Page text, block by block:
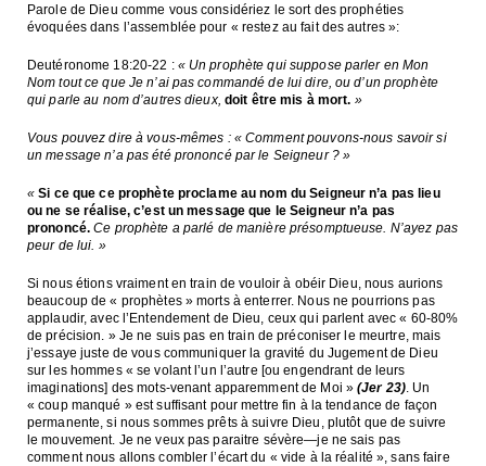
Parole de Dieu comme vous considériez le sort des prophéties
évoquées dans l’assemblée pour « restez au fait des autres »:
Deutéronome 18:20-22 : « Un prophète qui suppose parler en Mon
Nom tout ce que Je n’ai pas commandé de lui dire, ou d’un prophète
qui parle au nom d’autres dieux, doit être mis à mort. »
Vous pouvez dire à vous-mêmes : « Comment pouvons-nous savoir si
un message n’a pas été prononcé par le Seigneur ? »
« Si ce que ce prophète proclame au nom du Seigneur n’a pas lieu
ou ne se réalise, c’est un message que le Seigneur n’a pas
prononcé. Ce prophète a parlé de manière présomptueuse. N’ayez pas
peur de lui. »
Si nous étions vraiment en train de vouloir à obéir Dieu, nous aurions
beaucoup de « prophètes » morts à enterrer. Nous ne pourrions pas
applaudir, avec l’Entendement de Dieu, ceux qui parlent avec « 60-80%
de précision. » Je ne suis pas en train de préconiser le meurtre, mais
j’essaye juste de vous communiquer la gravité du Jugement de Dieu
sur les hommes « se volant l’un l’autre [ou engendrant de leurs
imaginations] des mots-venant apparemment de Moi »(Jer 23). Un
« coup manqué » est suffisant pour mettre fin à la tendance de façon
permanente, si nous sommes prêts à suivre Dieu, plutôt que de suivre
le mouvement. Je ne veux pas paraitre sévère—je ne sais pas
comment nous allons combler l’écart du « vide à la réalité », sans faire